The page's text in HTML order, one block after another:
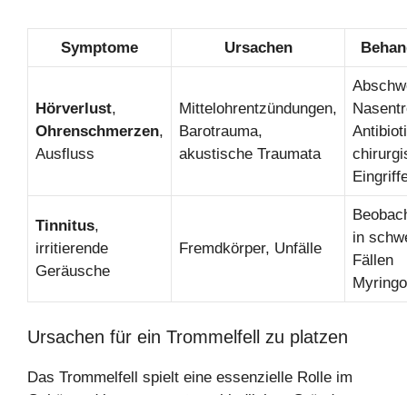
Symptome Ursachen
Hörverlust,
Ohrenschmerzen,
Ausfluss
Mittelohrentzündungen,
Barotrauma,
akustische Traumata
Tinnitus,
irritierende
Geräusche
Fremdkörper, Unfälle
in
Fällen
Ursachen für ein Trommelfell zu platzen
Das Trommelfell spielt eine essenzielle Rolle im